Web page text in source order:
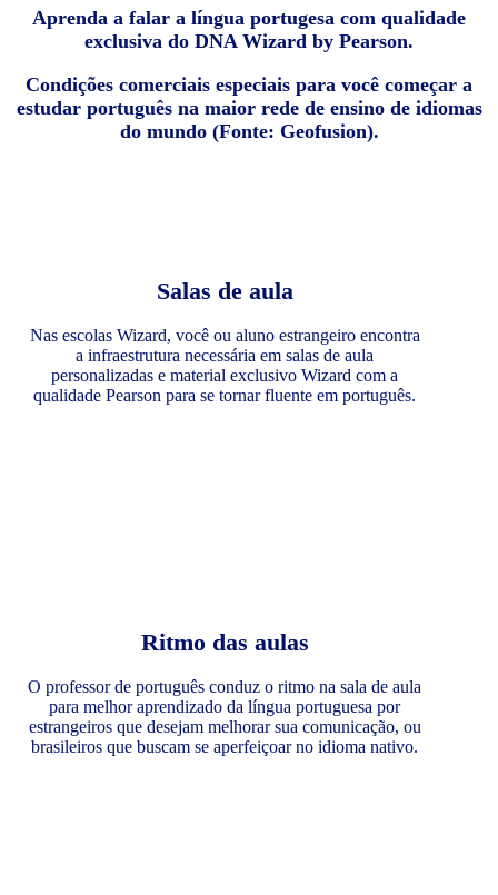
Aprenda a falar a língua portugesa com qualidade
exclusiva do DNA Wizard by Pearson.
Condições comerciais especiais para você começar a
estudar português na maior rede de ensino de idiomas
do mundo (Fonte: Geofusion).
Salas de aula
Nas escolas Wizard, você ou aluno estrangeiro encontra
a infraestrutura necessária em salas de aula
personalizadas e material exclusivo Wizard com a
qualidade Pearson para se tornar fluente em português.
Ritmo das aulas
O professor de português conduz o ritmo na sala de aula
para melhor aprendizado da língua portuguesa por
estrangeiros que desejam melhorar sua comunicação, ou
brasileiros que buscam se aperfeiçoar no idioma nativo.